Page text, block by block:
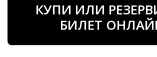
КУПИ ИЛИ
БИЛЕТ